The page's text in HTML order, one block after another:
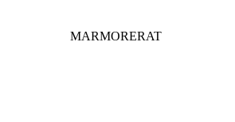
MARMORERAT